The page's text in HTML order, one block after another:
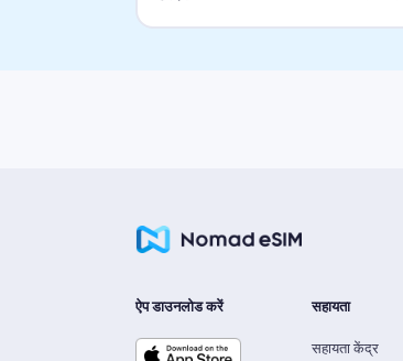
ऐप डाउनलोड करें सहायता
सहायता केंद्र